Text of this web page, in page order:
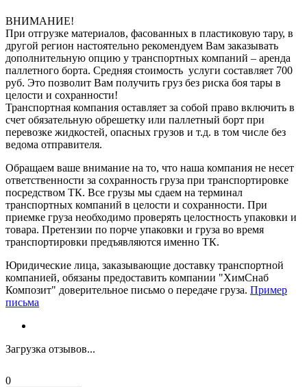
ВНИМАНИЕ!
При отгрузке материалов, фасованных в пластиковую тару, в
другой регион настоятельно рекомендуем Вам заказывать
дополнительную опцию у транспортных компаний – аренда
паллетного борта. Средняя стоимость услуги составляет 700
руб. Это позволит Вам получить груз без риска боя тары в
целости и сохранности!
Транспортная компания оставляет за собой право включить в
счет обязательную обрешетку или паллетный борт при
перевозке жидкостей, опасных грузов и т.д. в том числе без
ведома отправителя.
Обращаем ваше внимание на то, что наша компания не несет
ответственности за сохранность груза при транспортировке
посредством ТК. Все грузы мы сдаем на терминал
транспортных компаний в целости и сохранности. При
приемке груза необходимо проверять целостность упаковки и
товара. Претензии по порче упаковки и груза во время
транспортировки предъявляются именно ТК.
Юридические лица, заказывающие доставку транспортной
компанией, обязаны предоставить компании "ХимСнаб
Композит" доверительное письмо о передаче груза. Пример
письма
Загрузка отзывов...
0